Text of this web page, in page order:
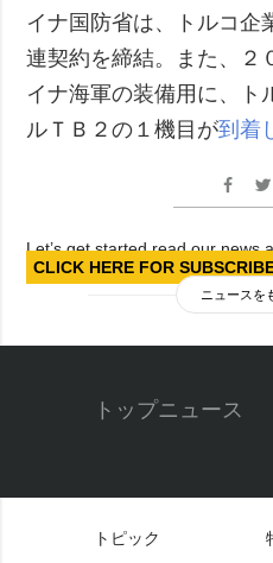
イナ国防省は、トルコ企
連契約を締結。また、２
イナ海軍の装備用に、ト
ルＴＢ２の１機目が到着
Let’s get started read our news
CLICK HERE FOR
ニュースを
トップニュース
トピック